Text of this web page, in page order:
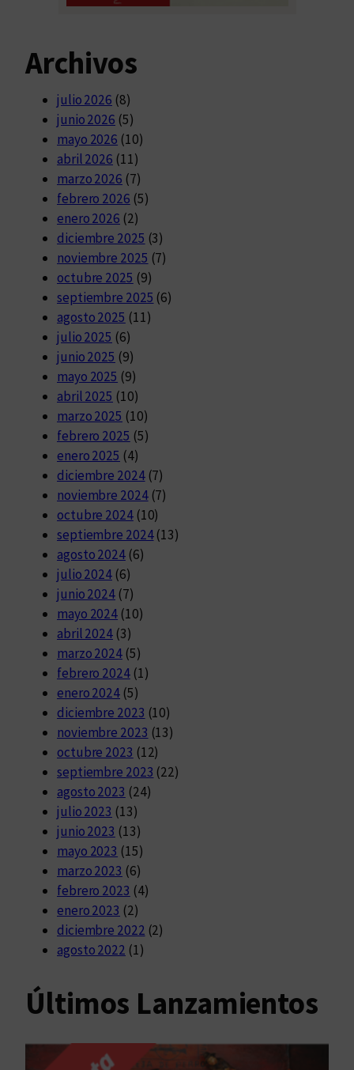
Archivos
julio 2026 (8)
junio 2026 (5)
mayo 2026 (10)
abril 2026 (11)
marzo 2026 (7)
febrero 2026 (5)
enero 2026 (2)
diciembre 2025 (3)
noviembre 2025 (7)
octubre 2025 (9)
septiembre 2025 (6)
agosto 2025 (11)
julio 2025 (6)
junio 2025 (9)
mayo 2025 (9)
abril 2025 (10)
marzo 2025 (10)
febrero 2025 (5)
enero 2025 (4)
diciembre 2024(7)
noviembre 2024(7)
octubre 2024(10)
septiembre 2024(13)
agosto 2024(6)
julio 2024 (6)
junio 2024 (7)
mayo 2024 (10)
abril 2024 (3)
marzo 2024 (5)
febrero 2024(1)
enero 2024 (5)
diciembre 2023 (10)
noviembre 2023 (13)
octubre 2023 (12)
septiembre 2023 (22)
agosto 2023 (24)
julio 2023 (13)
junio 2023 (13)
mayo 2023 (15)
marzo 2023 (6)
febrero 2023 (4)
enero 2023 (2)
diciembre 2022 (2)
agosto 2022 (1)
Últimos Lanzamientos